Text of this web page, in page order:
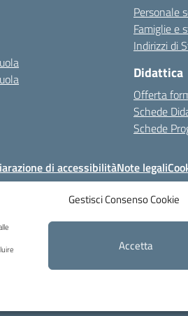
Gestisci Consenso Cookie
Accetta
Personale
Famiglie e
Indirizzi di
Didattica
Offerta
Schede
Schede
di accessibilitàNote legali
Carducci, 6 - Caprile di Alleghe (BL) - Tel